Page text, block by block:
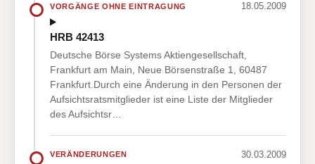
VORGÄNGE OHNE EINTRAGUNG 18.05.2009
HRB 42413
Deutsche Börse Systems Aktiengesellschaft,
Frankfurt am Main, Neue Börsenstraße 1, 60487
Frankfurt.Durch eine Änderung in den Personen der
Aufsichtsratsmitglieder ist eine Liste der Mitglieder
des Aufsichtsr…
VERÄNDERUNGEN 30.03.2009